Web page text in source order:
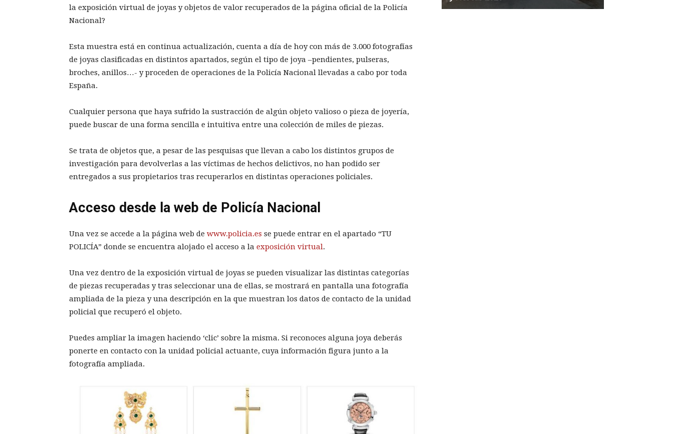
la exposición virtual de joyas y objetos de valor recuperados de la página oficial de la Policía
Nacional?
Esta muestra está en continua actualización, cuenta a día de hoy con más de 3.000 fotografías
de joyas clasificadas en distintos apartados, según el tipo de joya –pendientes, pulseras,
broches, anillos…- y proceden de operaciones de la Policía Nacional llevadas a cabo por toda
España.
Cualquier persona que haya sufrido la sustracción de algún objeto valioso o pieza de joyería,
puede buscar de una forma sencilla e intuitiva entre una colección de miles de piezas.
Se trata de objetos que, a pesar de las pesquisas que llevan a cabo los distintos grupos de
investigación para devolverlas a las víctimas de hechos delictivos, no han podido ser
entregados a sus propietarios tras recuperarlos en distintas operaciones policiales.
Acceso desde la web de Policía Nacional
Una vez se accede a la página web de www.policia.es se puede entrar en el apartado “TU
POLICÍA” donde se encuentra alojado el acceso a la exposición virtual.
Una vez dentro de la exposición virtual de joyas se pueden visualizar las distintas categorías
de piezas recuperadas y tras seleccionar una de ellas, se mostrará en pantalla una fotografía
ampliada de la pieza y una descripción en la que muestran los datos de contacto de la unidad
policial que recuperó el objeto.
Puedes ampliar la imagen haciendo ‘clic’ sobre la misma. Si reconoces alguna joya deberás
ponerte en contacto con la unidad policial actuante, cuya información figura junto a la
fotografía ampliada.